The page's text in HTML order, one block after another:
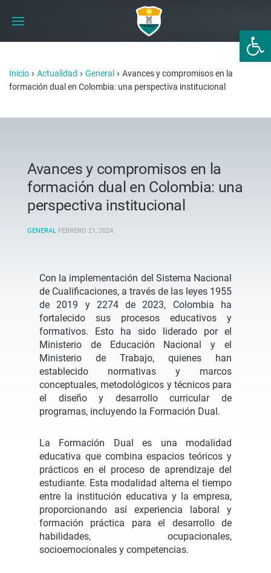
Abrir
Inicio › Actualidad › General › Avances y compromisos en la
formación dual en Colombia: una perspectiva institucional
Avances y compromisos en la
formación dual en Colombia: una
perspectiva institucional
GENERAL FEBRERO 21, 2024.
Con la implementación del Sistema Nacional
de Cualificaciones, a través de las leyes 1955
de 2019 y 2274 de 2023, Colombia ha
fortalecido sus procesos educativos y
formativos. Esto ha sido liderado por el
Ministerio de Educación Nacional y el
Ministerio de Trabajo, quienes han
establecido normativas y marcos
conceptuales, metodológicos y técnicos para
el diseño y desarrollo curricular de
programas, incluyendo la Formación Dual.
La Formación Dual es una modalidad
educativa que combina espacios teóricos y
prácticos en el proceso de aprendizaje del
estudiante. Esta modalidad alterna el tiempo
entre la institución educativa y la empresa,
proporcionando así experiencia laboral y
formación práctica para el desarrollo de
habilidades, ocupacionales,
socioemocionales y competencias.